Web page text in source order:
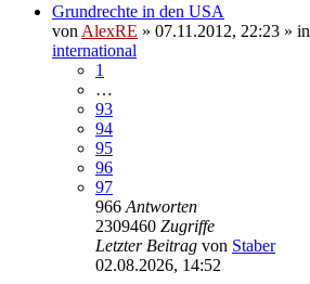
Grundrechte in den USA
von AlexRE » 07.11.2012, 22:23 » in
international
1
…
93
94
95
96
97
966 Antworten
2309460 Zugriffe
Letzter Beitrag von Staber
02.08.2026, 14:52